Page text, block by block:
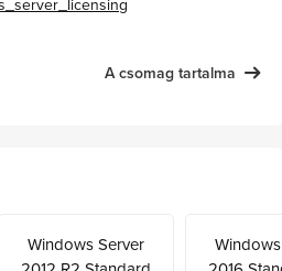
A csomag tartalma
Windows Server